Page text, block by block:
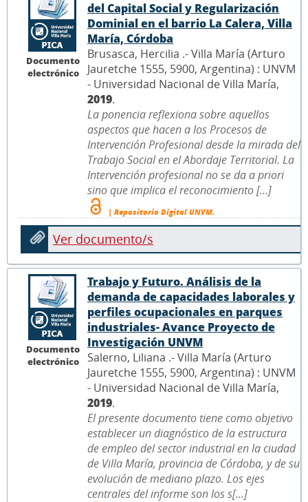
Documento
electrónico
del Capital Social y Regularización
Dominial en el barrio La Calera, Villa
María, Córdoba
Brusasca, Hercilia .- Villa María (Arturo
Jauretche 1555, 5900, Argentina) : UNVM
- Universidad Nacional de Villa María,
2019.
La ponencia reflexiona sobre aquellos
aspectos que hacen a los Procesos de
Intervención Profesional desde la mirada del
Trabajo Social en el Abordaje Territorial. La
Intervención profesional no se da a priori
sino que implica el reconocimiento [...]
| Repositorio Digital UNVM.
Ver documento/s
Documento
electrónico
Trabajo y Futuro. Análisis de la
demanda de capacidades laborales y
perfiles ocupacionales en parques
industriales- Avance Proyecto de
Investigación UNVM
Salerno, Liliana .- Villa María (Arturo
Jauretche 1555, 5900, Argentina) : UNVM
- Universidad Nacional de Villa María,
2019.
El presente documento tiene como objetivo
establecer un diagnóstico de la estructura
de empleo del sector industrial en la ciudad
de Villa María, provincia de Córdoba, y de su
evolución de mediano plazo. Los ejes
centrales del informe son los s[...]